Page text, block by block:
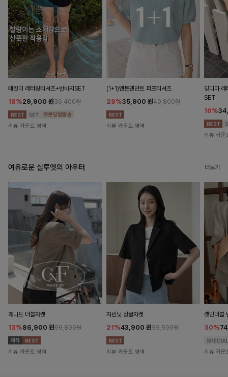
테킷미 레터링티셔츠+반바지SET
18%29,900 원36,400원
리뷰 카운트 영역
(1+1)앤튼펜던트 퍼프티셔츠
28%35,900 원49,800원
리뷰 카운트 영역
밍디아 레
SET
10%
리뷰 카운
여유로운 실루엣의 아우터 더보기
래나드 더블자켓
13%86,900 원99,800원
리뷰 카운트 영역
자빈닛 싱글자켓
21%43,900 원55,500원
리뷰 카운트 영역
캣민더블
30%
리뷰 카운